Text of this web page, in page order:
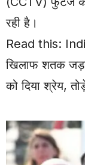
रही है।
Read this:
खिलाफ शतक जड़ने
को दिया श्रेय,